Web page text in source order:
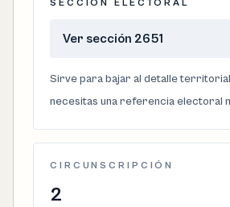
SECCIÓN ELECTORAL
Ver sección 2651
Sirve para bajar al detalle
necesitas una referencia electoral
CIRCUNSCRIPCIÓN
2